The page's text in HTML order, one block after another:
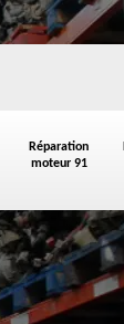
Réparation
moteur 91